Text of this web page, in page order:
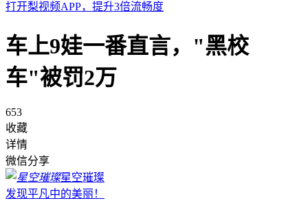
打开梨视频APP，提升3倍流畅度
车上9娃一番直言，"黑校
车"被罚2万
653
收藏
详情
微信分享
星空璀璨
发现平凡中的美丽！